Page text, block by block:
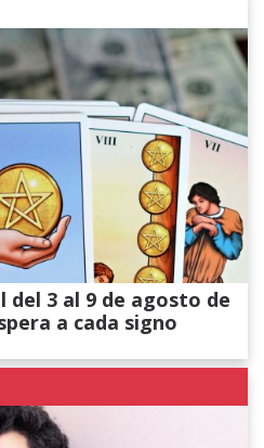
del 3 al 9 de agosto de
a cada signo